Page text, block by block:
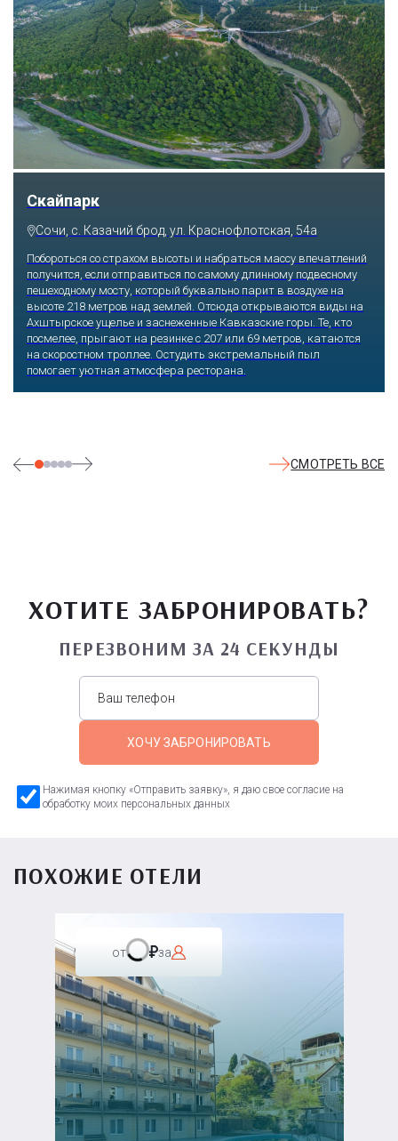
Скайпарк
Сочи, с. Казачий брод, ул. Краснофлотская, 54а
Побороться со страхом высоты и набраться массу впечатлений
получится, если отправиться по самому длинному подвесному
пешеходному мосту, который буквально парит в воздухе на
высоте 218 метров над землей. Отсюда открываются виды на
Ахштырское ущелье и заснеженные Кавказские горы. Те, кто
посмелее, прыгают на резинке с 207 или 69 метров, катаются
на скоростном троллее. Остудить экстремальный пыл
помогает уютная атмосфера ресторана.
СМОТРЕТЬ ВСЕ
ХОТИТЕ ЗАБРОНИРОВАТЬ?
ПЕРЕЗВОНИМ ЗА 24 СЕКУНДЫ
ХОЧУ ЗАБРОНИРОВАТЬ
Нажимая кнопку «Отправить заявку», я даю свое согласие на
обработку моих персональных данных
ПОХОЖИЕ ОТЕЛИ
от за